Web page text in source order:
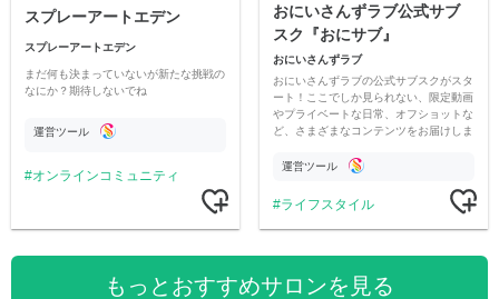
スプレーアートエデン
スプレーアートエデン
まだ何も決まっていないが新たな挑戦の
なにか？期待しないでね
運営ツール
オンラインコミュニティ
おにいさんずラブ公式サブ
スク『おにサブ』
おにいさんずラブ
おにいさんずラブの公式サブスクがスタ
ート！ここでしか見られない、限定動画
やプライベートな日常、オフショットな
ど、さまざまなコンテンツをお届けしま
運営ツール
ライフスタイル
もっとおすすめサロンを見る